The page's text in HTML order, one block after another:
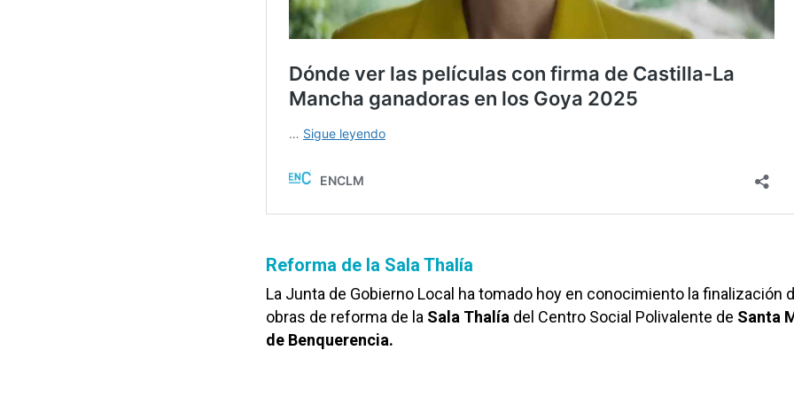
Reforma de la Sala Thalía
La Junta de Gobierno Local ha tomado hoy en conocimiento la finalización
obras de reforma de la Sala Thalía del Centro Social Polivalente de Santa
de Benquerencia.